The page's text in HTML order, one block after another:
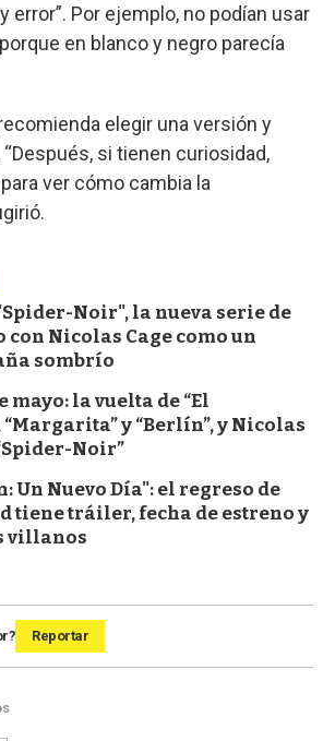
error”. Por ejemplo, no podían usar
en blanco y negro parecía
elegir una versión y
si tienen curiosidad,
ver cómo cambia la
Noir", la nueva serie de
con Nicolas Cage como un
sombrío
mayo: la vuelta de “El
“Margarita” y “Berlín”, y Nicolas
Noir”
Un Nuevo Día": el regreso de
tiene tráiler, fecha de estreno y
villanos
Reportar